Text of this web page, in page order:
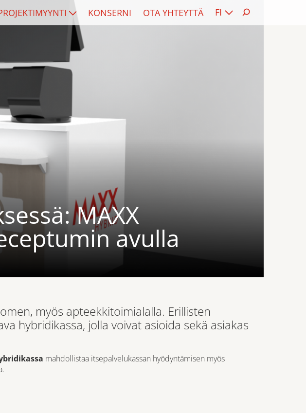
KONSERNI OTA YHTEYTTÄ FI
MAXX
avulla
myös apteekkitoimialalla. Erillisten
hybridikassa, jolla voivat asioida sekä asiakas
mahdollistaa itsepalvelukassan hyödyntämisen myös